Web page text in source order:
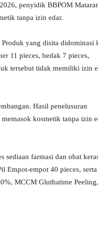
penyidik BBPOM
tanpa izin edar.
Produk yang disita didominasi
11 pieces, bedak 7 pieces,
tersebut tidak memiliki izin
Hasil penelusuran
kosmetik tanpa izin
farmasi dan obat
Empot-empot 40 pieces, serta
MCCM Gluthatime Peeling,